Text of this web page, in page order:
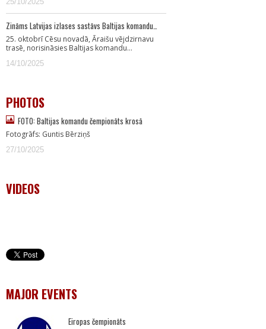
Zināms Latvijas izlases sastāvs Baltijas komandu…
25. oktobrī Cēsu novadā, Āraišu vējdzirnavu
trasē, norisināsies Baltijas komandu…
14/10/2025
PHOTOS
FOTO: Baltijas komandu čempionāts krosā
Fotogrāfs: Guntis Bērziņš
27/10/2025
VIDEOS
MAJOR EVENTS
Eiropas čempionāts